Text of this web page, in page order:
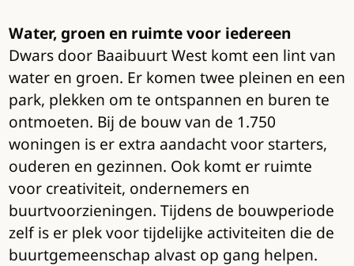
Water, groen en ruimte voor iedereen
Dwars door Baaibuurt West komt een lint van
water en groen. Er komen twee pleinen en een
park, plekken om te ontspannen en buren te
ontmoeten. Bij de bouw van de 1.750
woningen is er extra aandacht voor starters,
ouderen en gezinnen. Ook komt er ruimte
voor creativiteit, ondernemers en
buurtvoorzieningen. Tijdens de bouwperiode
zelf is er plek voor tijdelijke activiteiten die de
buurtgemeenschap alvast op gang helpen.